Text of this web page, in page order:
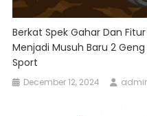
Berkat Spek Gahar Dan
Menjadi Musuh Baru 2
Sport
December 12, 2024